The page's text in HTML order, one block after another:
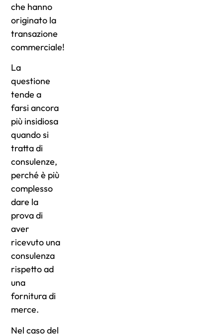
che hanno
originato la
transazione
commerciale!
La
questione
tende a
farsi ancora
più insidiosa
quando si
tratta di
consulenze,
perché è più
complesso
dare la
prova di
aver
ricevuto una
consulenza
rispetto ad
una
fornitura di
merce.
Nel caso del